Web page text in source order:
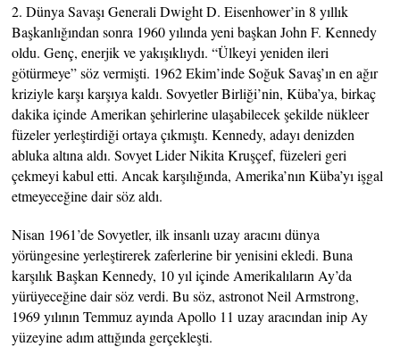
2. Dünya Savaşı Generali Dwight D. Eisenhower’in 8 yıllık
Başkanlığından sonra 1960 yılında yeni başkan John F. Kennedy
oldu. Genç, enerjik ve yakışıklıydı. “Ülkeyi yeniden ileri
götürmeye” söz vermişti. 1962 Ekim’inde Soğuk Savaş’ın en ağır
kriziyle karşı karşıya kaldı. Sovyetler Birliği’nin, Küba’ya, birkaç
dakika içinde Amerikan şehirlerine ulaşabilecek şekilde nükleer
füzeler yerleştirdiği ortaya çıkmıştı. Kennedy, adayı denizden
abluka altına aldı. Sovyet Lider Nikita Kruşçef, füzeleri geri
çekmeyi kabul etti. Ancak karşılığında, Amerika’nın Küba’yı işgal
etmeyeceğine dair söz aldı.
Nisan 1961’de Sovyetler, ilk insanlı uzay aracını dünya
yörüngesine yerleştirerek zaferlerine bir yenisini ekledi. Buna
karşılık Başkan Kennedy, 10 yıl içinde Amerikalıların Ay’da
yürüyeceğine dair söz verdi. Bu söz, astronot Neil Armstrong,
1969 yılının Temmuz ayında Apollo 11 uzay aracından inip Ay
yüzeyine adım attığında gerçekleşti.